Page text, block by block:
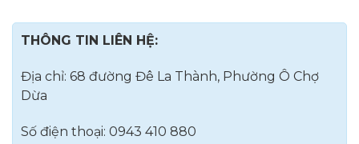
THÔNG TIN LIÊN HỆ:
Địa chỉ: 68 đường Đê La Thành, Phường Ô Chợ
Dừa
Số điện thoại: 0943 410 880